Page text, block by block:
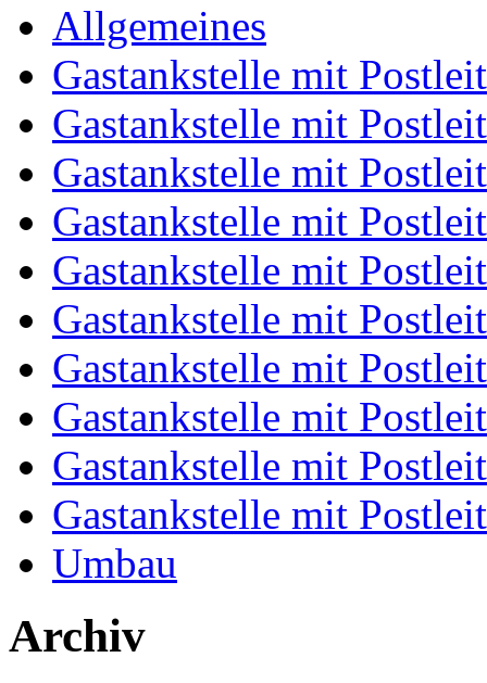
Allgemeines
Gastankstelle mit
Gastankstelle mit
Gastankstelle mit
Gastankstelle mit
Gastankstelle mit
Gastankstelle mit
Gastankstelle mit
Gastankstelle mit
Gastankstelle mit
Gastankstelle mit
Umbau
Archiv